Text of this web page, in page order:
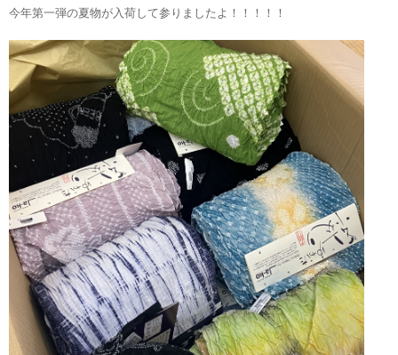
今年第一弾の夏物が入荷して参りましたよ！！！！！